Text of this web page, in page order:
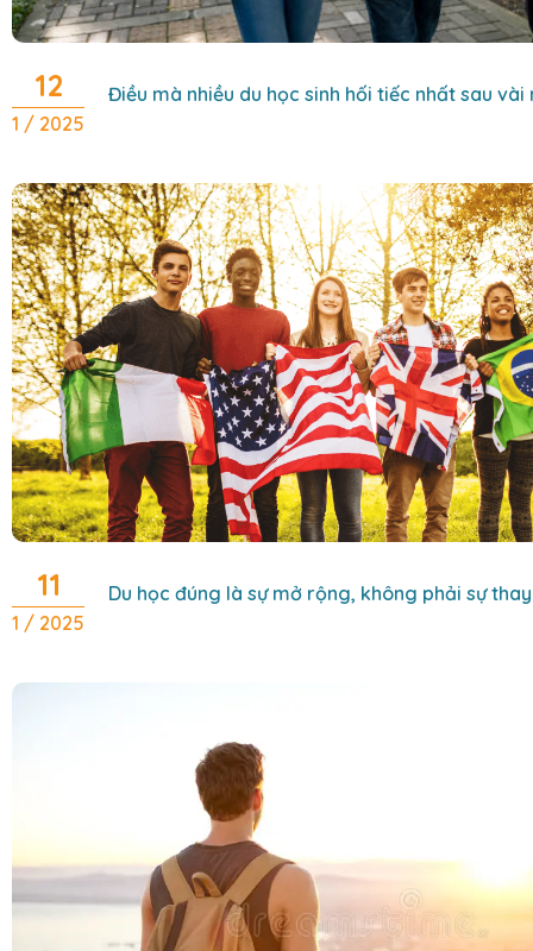
12
1 / 2025
Điều mà nhiều du học sinh hối tiếc nhất sau
11
1 / 2025
Du học đúng là sự mở rộng, không phải sự